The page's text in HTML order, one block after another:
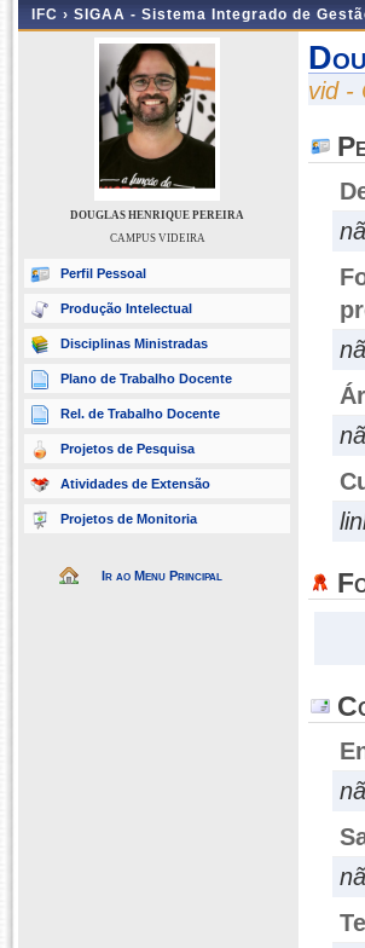
IFC › SIGAA - Sistema Integrado de
DOUGLAS HENRIQUE PEREIRA
CAMPUS VIDEIRA
Perfil Pessoal
Produção Intelectual
Disciplinas Ministradas
Plano de Trabalho Docente
Rel. de Trabalho Docente
Projetos de Pesquisa
Atividades de Extensão
Projetos de Monitoria
Ir ao Menu Principal
vid -